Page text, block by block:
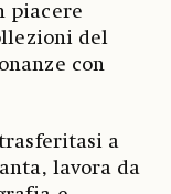
piacere
del
con
trasferitasi a
lavora da